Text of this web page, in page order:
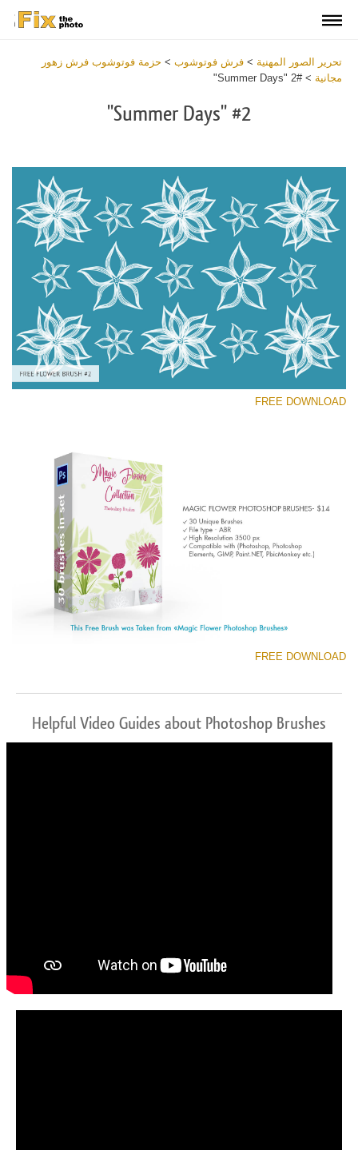
تحرير الصور المهنية > فرش فوتوشوب > حزمة فوتوشوب فرش زهور
مجانية >
#2 "Summer Days"
#2 "Summer Days"
رجاء اختر
تنزيل مجاني
Download Free Brush
View the Full Collection
FREE DOWNLOAD
FREE DOWNLOAD
Helpful Video Guides about Photoshop Brushes